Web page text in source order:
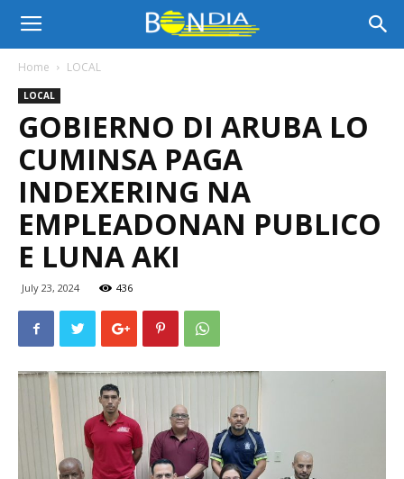
Bon
Dia
Aruba
Noticia
Home LOCAL
LOCAL
GOBIERNO DI ARUBA LO
CUMINSA PAGA
INDEXERING NA
EMPLEADONAN PUBLICO
E LUNA AKI
July 23, 2024 436